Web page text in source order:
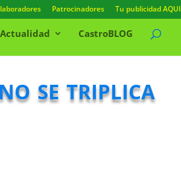
Patrocinadores Tu publicidad AQUI
Actualidad CastroBLOG
se triplica